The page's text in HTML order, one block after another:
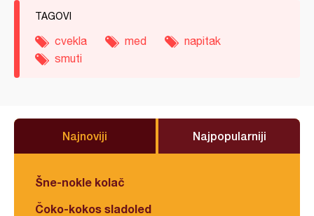
TAGOVI
cvekla med
napitak
smuti
Najnoviji Najpopularniji
Šne-nokle kolač
Čoko-kokos sladoled